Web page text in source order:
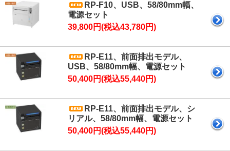
RP-F10、USB、58/80mm幅、
電源セット
39,800円(税込43,780円)
RP-E11、前面排出モデル、
USB、58/80mm幅、電源セット
50,400円(税込55,440円)
RP-E11、前面排出モデル、シ
リアル、58/80mm幅、電源セット
50,400円(税込55,440円)